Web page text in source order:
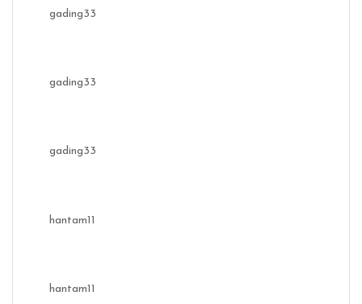
gading33
gading33
gading33
hantam11
hantam11